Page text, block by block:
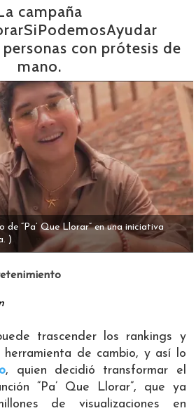
campaña
con prótesis de
mano.
de “Pa’ Que Llorar” en una iniciativa
)
trascender los rankings y
herramienta de cambio, y así lo
, quien decidió transformar el
“Pa’ Que Llorar”, que ya
de visualizaciones en